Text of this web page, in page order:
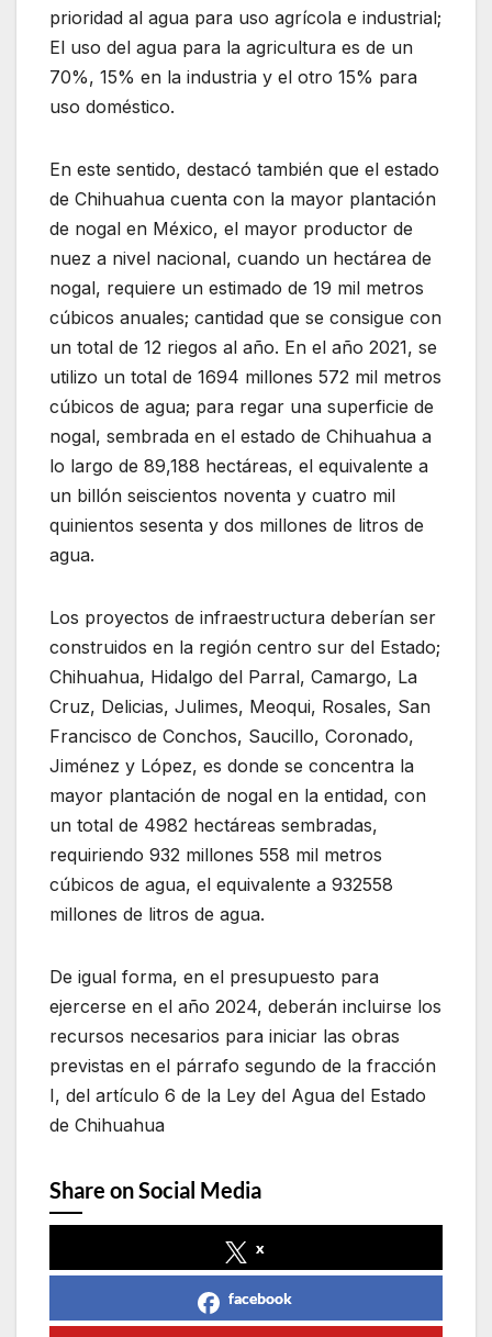
prioridad al agua para uso agrícola e industrial;
El uso del agua para la agricultura es de un
70%, 15% en la industria y el otro 15% para
uso doméstico.
En este sentido, destacó también que el estado
de Chihuahua cuenta con la mayor plantación
de nogal en México, el mayor productor de
nuez a nivel nacional, cuando un hectárea de
nogal, requiere un estimado de 19 mil metros
cúbicos anuales; cantidad que se consigue con
un total de 12 riegos al año. En el año 2021, se
utilizo un total de 1694 millones 572 mil metros
cúbicos de agua; para regar una superficie de
nogal, sembrada en el estado de Chihuahua a
lo largo de 89,188 hectáreas, el equivalente a
un billón seiscientos noventa y cuatro mil
quinientos sesenta y dos millones de litros de
agua.
Los proyectos de infraestructura deberían ser
construidos en la región centro sur del Estado;
Chihuahua, Hidalgo del Parral, Camargo, La
Cruz, Delicias, Julimes, Meoqui, Rosales, San
Francisco de Conchos, Saucillo, Coronado,
Jiménez y López, es donde se concentra la
mayor plantación de nogal en la entidad, con
un total de 4982 hectáreas sembradas,
requiriendo 932 millones 558 mil metros
cúbicos de agua, el equivalente a 932558
millones de litros de agua.
De igual forma, en el presupuesto para
ejercerse en el año 2024, deberán incluirse los
recursos necesarios para iniciar las obras
previstas en el párrafo segundo de la fracción
I, del artículo 6 de la Ley del Agua del Estado
de Chihuahua
Share on Social Media
x
facebook